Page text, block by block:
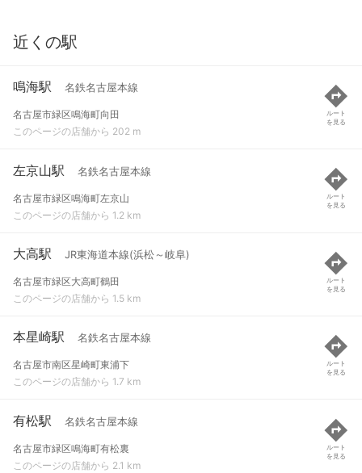
近くの駅
鳴海駅 名鉄名古屋本線
名古屋市緑区鳴海町向田
このページの店舗から 202 m
ルート
を見る
左京山駅 名鉄名古屋本線
名古屋市緑区鳴海町左京山
このページの店舗から 1.2 km
ルート
を見る
大高駅 JR東海道本線(浜松～岐阜)
名古屋市緑区大高町鶴田
このページの店舗から 1.5 km
ルート
を見る
本星崎駅 名鉄名古屋本線
名古屋市南区星崎町東浦下
このページの店舗から 1.7 km
ルート
を見る
有松駅 名鉄名古屋本線
名古屋市緑区鳴海町有松裏
このページの店舗から 2.1 km
ルート
を見る